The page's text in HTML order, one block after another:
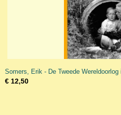
Somers, Erik - De Tweede Wereldoorlog
€ 12,50